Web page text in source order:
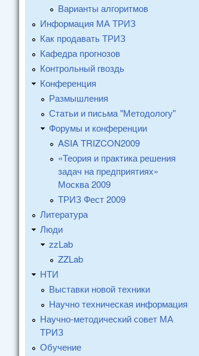
Варианты алгоритмов
Информация МА ТРИЗ
Как продавать ТРИЗ
Кафедра прогнозов
Контрольный гвоздь
Конференция
Размышления
Статьи и письма "Методологу"
Форумы и конференции
ASIA TRIZCON2009
«Теория и практика решения
задач на предприятиях»
Москва 2009
ТРИЗ Фест 2009
Литература
Люди
zzLab
ZZLab
НТИ
Выставки новой техники
Научно техническая информация
Научно-методический совет МА
ТРИЗ
Обучение